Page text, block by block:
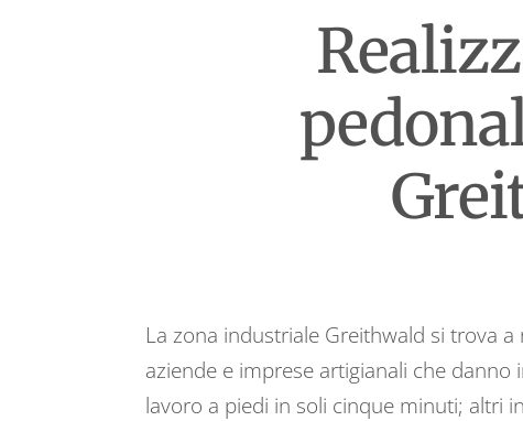
La zona industriale Greithwald si trova
aziende e imprese artigianali che
lavoro a piedi in soli cinque minuti; altri